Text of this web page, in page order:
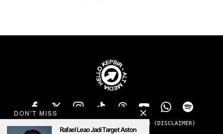
SANGGAHAN (DISCLAIMER)
MENOLAK PADAM
DON'T MISS
Rafael Leao Jadi Target Aston